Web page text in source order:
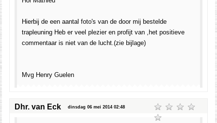
Hierbij de een aantal foto's van de door mij bestelde
trapleuning Heb er veel plezier en profijt van ,het positieve
commentaar is niet van de lucht.(zie bijlage)
Mvg Henry Guelen
Dhr. van Eck dinsdag 06 mei 2014 02:48